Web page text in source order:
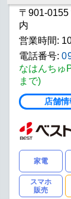
〒901-
内
営業時間:
電話番号:
なはんちゅ
まで)
店舗
家電
スマホ
販売